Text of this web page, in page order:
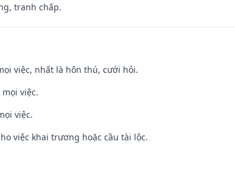
tranh chấp.
việc, nhất là hôn thú, cưới hỏi.
việc.
việc.
việc khai trương hoặc cầu tài lộc.